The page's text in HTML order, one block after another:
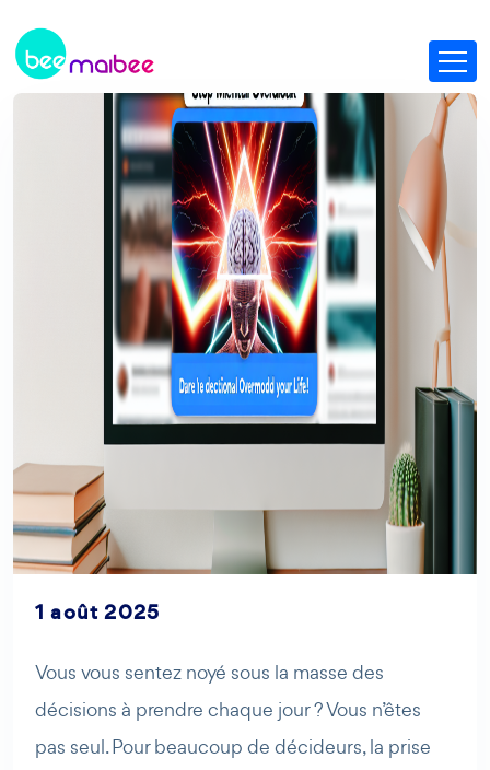
1 août 2025
Vous vous sentez noyé sous la masse des
décisions à prendre chaque jour ? Vous n’êtes
pas seul. Pour beaucoup de décideurs, la prise
Maibee
Bonjour ! Comment puis-je vous aider aujourd'hui ? Voulez-
vous essayer Maibee, demander des renseignements, ou